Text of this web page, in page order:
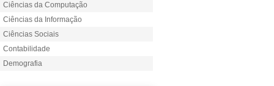
Ciências da Computação
Ciências da Informação
Ciências Sociais
Contabilidade
Demografia